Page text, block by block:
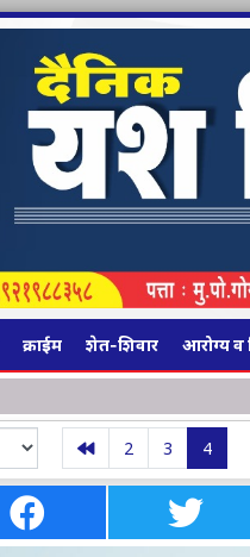
क्राईम शेत-शिवार आरोग्य व
2 3 4